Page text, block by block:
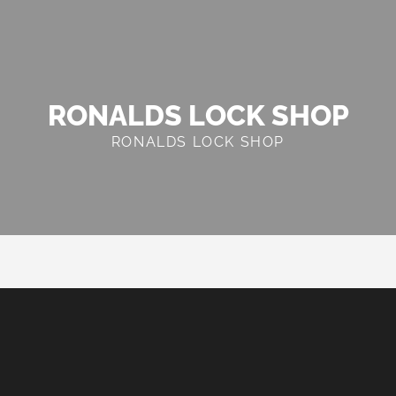
RONALDS LOCK SHOP
RONALDS LOCK SHOP